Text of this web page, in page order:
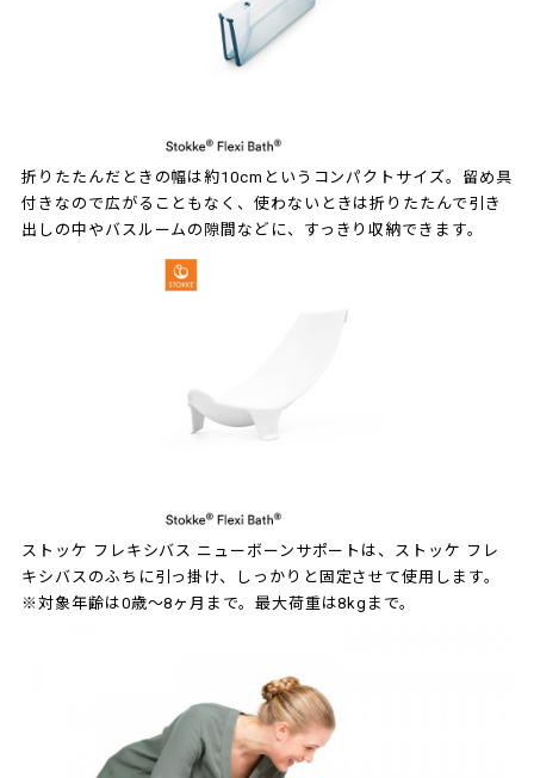
折りたたんだときの幅は約10cmというコンパクトサイズ。留め具
付きなので広がることもなく、使わないときは折りたたんで引き
出しの中やバスルームの隙間などに、すっきり収納できます。
ストッケ フレキシバス ニューボーンサポートは、ストッケ フレ
キシバスのふちに引っ掛け、しっかりと固定させて使用します。
※対象年齢は0歳～8ヶ月まで。最大荷重は8kgまで。